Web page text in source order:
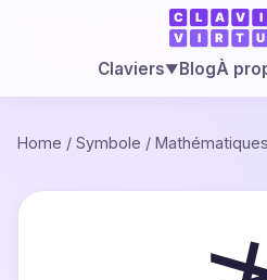
Claviers▼BlogÀ
Home / Symbole / Mathématiques